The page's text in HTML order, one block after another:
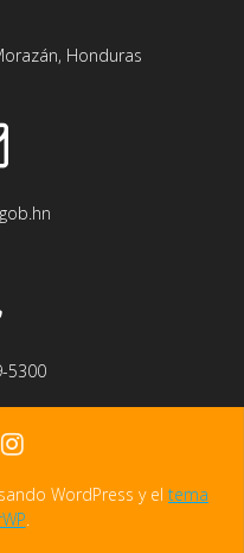
Honduras
5300
WordPress y el tema
.